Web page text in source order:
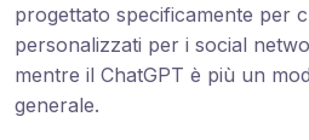
progettato specificamente per
personalizzati per i social
mentre il ChatGPT è più un
generale.